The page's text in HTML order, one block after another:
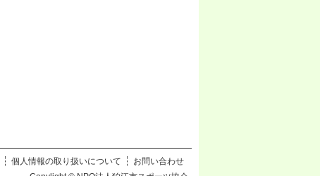
個人情報の取り扱いについて
お問い合わせ